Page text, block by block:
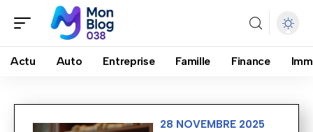
Actu Auto Entreprise Famille Finance
28 NOVEMBRE 2025